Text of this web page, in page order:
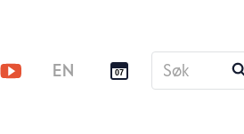
EN 07
Søk
etter